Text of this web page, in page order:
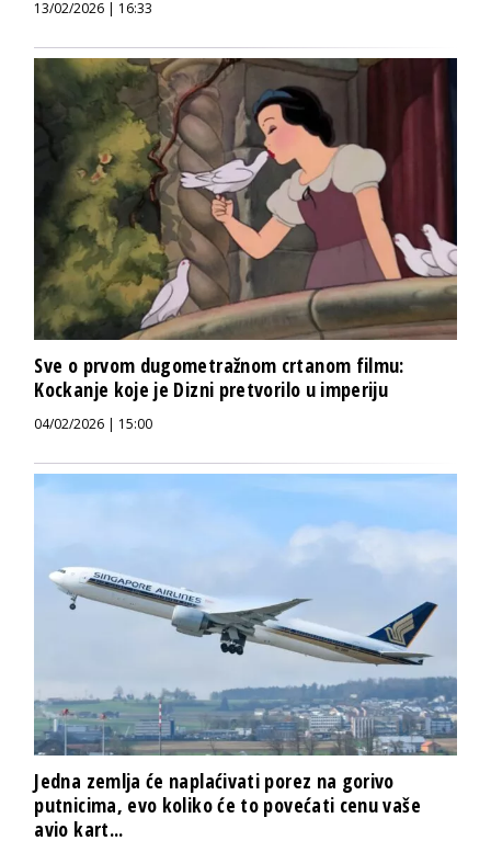
13/02/2026 | 16:33
Sve o prvom dugometražnom crtanom filmu:
Kockanje koje je Dizni pretvorilo u imperiju
04/02/2026 | 15:00
Jedna zemlja će naplaćivati porez na gorivo
putnicima, evo koliko će to povećati cenu vaše
avio kart...